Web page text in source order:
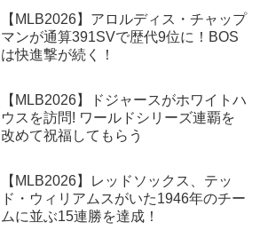
【MLB2026】アロルディス・チャップ
マンが通算391SVで歴代9位に！BOS
は快進撃が続く！
【MLB2026】ドジャースがホワイトハ
ウスを訪問! ワールドシリーズ連覇を
改めて祝福してもらう
【MLB2026】レッドソックス、テッ
ド・ウィリアムスがいた1946年のチー
ムに並ぶ15連勝を達成！